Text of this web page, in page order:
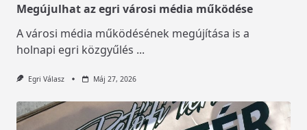
Megújulhat az egri városi média működése
A városi média működésének megújítása is a
holnapi egri közgyűlés ...
Egri Válasz Máj 27, 2026